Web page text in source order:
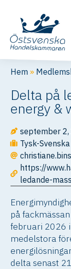
Hem »
Delta på
energy &
september
Tysk-
https://
ledande-
på
februari 2026 i
medelstora
delta senast